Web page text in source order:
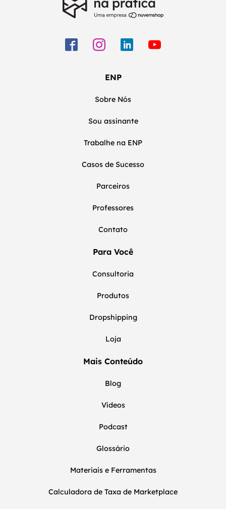
ENP
Sobre Nós
Sou assinante
Trabalhe na ENP
Casos de Sucesso
Parceiros
Professores
Contato
Para Você
Consultoria
Produtos
Dropshipping
Loja
Mais Conteúdo
Blog
Vídeos
Podcast
Glossário
Materiais e Ferramentas
Calculadora de Taxa de Marketplace